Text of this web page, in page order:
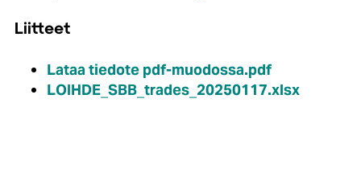
Liitteet
Lataa tiedote pdf-muodossa.pdf
LOIHDE_SBB_trades_20250117.xlsx